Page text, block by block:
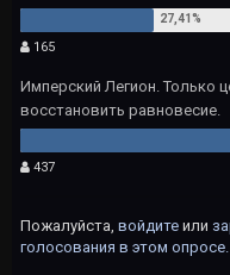
165
Имперский Легион. Только
восстановить равновесие.
437
Пожалуйста, войдите или
голосования в этом опросе.